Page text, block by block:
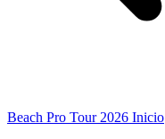
Beach Pro Tour 2026 Inicio